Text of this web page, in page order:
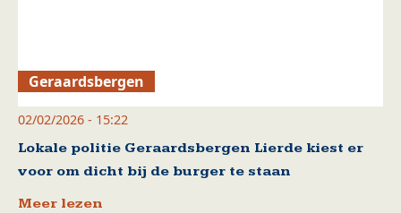
Geraardsbergen
02/02/2026 - 15:22
Lokale politie Geraardsbergen Lierde kiest er
voor om dicht bij de burger te staan
Meer lezen